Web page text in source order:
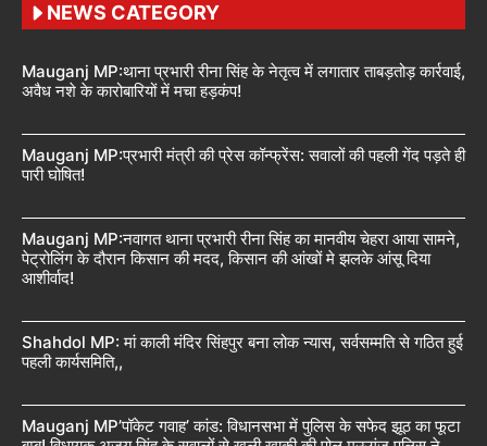
NEWS CATEGORY
Mauganj MP:थाना प्रभारी रीना सिंह के नेतृत्व में लगातार ताबड़तोड़ कार्रवाई,
अवैध नशे के कारोबारियों में मचा हड़कंप!
Mauganj MP:प्रभारी मंत्री की प्रेस कॉन्फ्रेंस: सवालों की पहली गेंद पड़ते ही
पारी घोषित!
Mauganj MP:नवागत थाना प्रभारी रीना सिंह का मानवीय चेहरा आया सामने,
पेट्रोलिंग के दौरान किसान की मदद, किसान की आंखों मे झलके आंसू दिया
आशीर्वाद!
Shahdol MP: मां काली मंदिर सिंहपुर बना लोक न्यास, सर्वसम्मति से गठित हुई
पहली कार्यसमिति,,
Mauganj MP’पॉकेट गवाह’ कांड: विधानसभा में पुलिस के सफेद झूठ का फूटा